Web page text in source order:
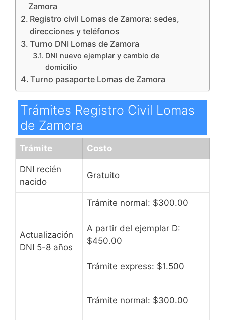
Zamora
Registro civil Lomas de Zamora: sedes,
direcciones y teléfonos
Turno DNI Lomas de Zamora
DNI nuevo ejemplar y cambio de
domicilio
Turno pasaporte Lomas de Zamora
Trámites Registro Civil Lomas
de Zamora
Trámite Costo
DNI recién
nacido
Gratuito
Actualización
DNI 5-8 años
Trámite normal: $300.00
A partir del ejemplar D:
$450.00
Trámite express: $1.500
Trámite normal: $300.00